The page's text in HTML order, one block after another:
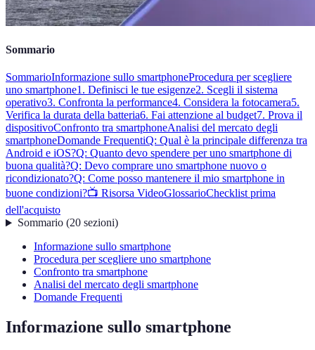
Sommario
SommarioInformazione sullo smartphoneProcedura per scegliere
uno smartphone1. Definisci le tue esigenze2. Scegli il sistema
operativo3. Confronta la performance4. Considera la fotocamera5.
Verifica la durata della batteria6. Fai attenzione al budget7. Prova il
dispositivoConfronto tra smartphoneAnalisi del mercato degli
smartphoneDomande FrequentiQ: Qual è la principale differenza tra
Android e iOS?Q: Quanto devo spendere per uno smartphone di
buona qualità?Q: Devo comprare uno smartphone nuovo o
ricondizionato?Q: Come posso mantenere il mio smartphone in
buone condizioni?📺 Risorsa VideoGlossarioChecklist prima
dell'acquisto
Sommario(20 sezioni)
Informazione sullo smartphone
Procedura per scegliere uno smartphone
Confronto tra smartphone
Analisi del mercato degli smartphone
Domande Frequenti
Informazione sullo smartphone